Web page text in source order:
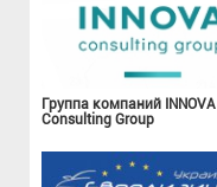
Группа компаний INNOVA
Consulting Group